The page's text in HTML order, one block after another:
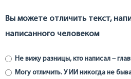
Вы можете отличить текст,
написанного человеком
Не вижу разницы, кто написал –
Могу отличить. У ИИ никогда не